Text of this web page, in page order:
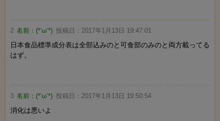
2 名前： (*‘ω‘*) 投稿日： 2017年1月13日 19:47:01
日本食品標準成分表は全部込みのと可食部のみのと両方載ってる
はず。
3 名前： (*‘ω‘*) 投稿日： 2017年1月13日 19:50:54
消化は悪いよ